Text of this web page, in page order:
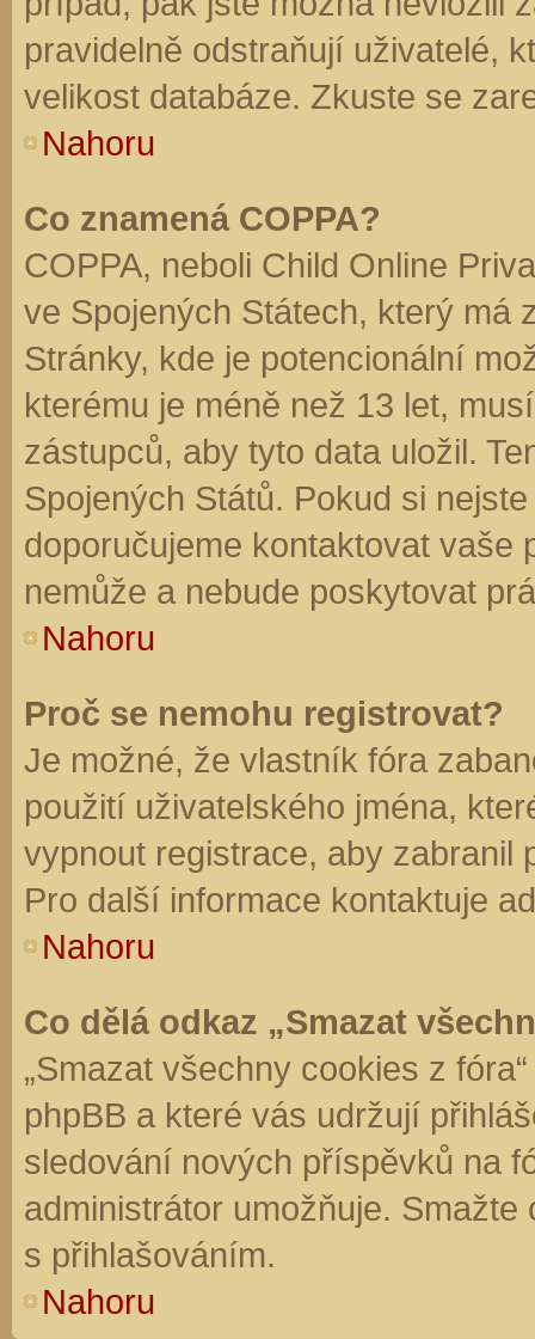
pravidelně odstraňují uživatelé,
velikost databáze. Zkuste se
Nahoru
Co znamená COPPA?
COPPA, neboli Child Online
ve Spojených Státech, který má
Stránky, kde je potencionální
kterému je méně než 13 let,
zástupců, aby tyto data uložil.
Spojených Států. Pokud si
doporučujeme kontaktovat vaše
nemůže a nebude poskytovat
Nahoru
Proč se nemohu registrovat?
Je možné, že vlastník fóra
použití uživatelského jména,
vypnout registrace, aby zabranil
Pro další informace kontaktuje
Nahoru
Co dělá odkaz „Smazat
„Smazat všechny cookies z
phpBB a které vás udržují
sledování nových příspěvků na
administrátor umožňuje.
s přihlašováním.
Nahoru